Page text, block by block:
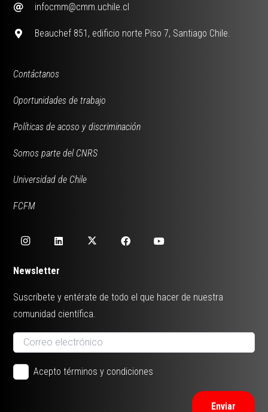
infocmm@cmm.uchile.cl
Beauchef 851, edificio norte Piso 7, Santiago Chile.
Contáctanos
Oportunidades de trabajo
Políticas de acoso y discriminación
Somos parte del CNRS
Universidad de Chile
FCFM
Newsletter
Suscríbete y entérate de todo el que hacer de nuestra
comunidad científica.
Acepto términos y condiciones
Enviar